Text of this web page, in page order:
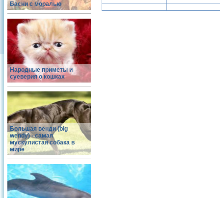
Басни с моралью
Народные приметы и
суеверия о кошках
Большая венди (big
wendy) - самая
мускулистая собака в
мире